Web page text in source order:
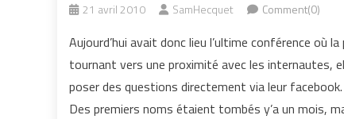
21 avril 2010 SamHecquet Comment(0)
Aujourd’hui avait donc lieu l’ultime conférence où
tournant vers une proximité avec les internautes,
poser des questions directement via leur facebook.
Des premiers noms étaient tombés y’a un mois,